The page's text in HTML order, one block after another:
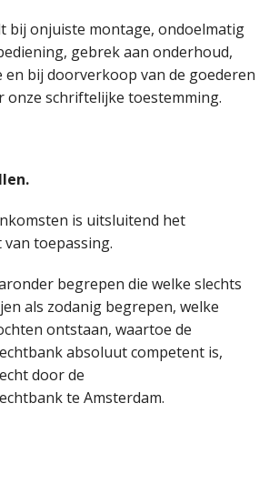
bij onjuiste montage, ondoelmatig
gebrek aan onderhoud,
bij doorverkoop van de goederen
onze schriftelijke toestemming.
is uitsluitend het
toepassing.
begrepen die welke slechts
als zodanig begrepen, welke
ontstaan, waartoe de
absoluut competent is,
door de
te Amsterdam.